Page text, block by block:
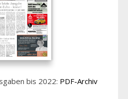
bis 2022: PDF-Archiv